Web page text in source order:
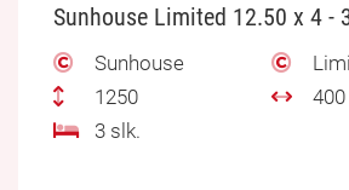
Sunhouse Limited 12.50 x 4 -
Sunhouse
1250
400
3 slk.